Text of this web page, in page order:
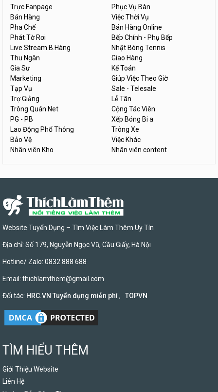
Trực Fanpage
Phục Vụ Bàn
Bán Hàng
Việc Thời Vụ
Pha Chế
Bán Hàng Online
Phát Tờ Rơi
Bếp Chính - Phụ Bếp
Live Stream B.Hàng
Nhặt Bóng Tennis
Thu Ngân
Giao Hàng
Gia Sư
Kế Toán
Marketing
Giúp Việc Theo Giờ
Tạp Vụ
Sale - Telesale
Trợ Giảng
Lễ Tân
Trông Quán Net
Cộng Tác Viên
PG - PB
Xếp Bóng Bi a
Lao Động Phổ Thông
Trông Xe
Bảo Vệ
Việc Khác
Nhân viên Kho
Nhân viên content
Website Tuyển Dụng – Tìm Việc Làm Thêm Uy Tín
Địa chỉ: Số 179, Nguyễn Ngọc Vũ, Cầu Giấy, Hà Nội
Hotline/ Zalo: 0832 888 688
Email: thichlamthem@gmail.com
Đối tác: HRC.VN Tuyển dụng miễn phí, TOPVN
TÌM HIỂU THÊM
Giới Thiệu Website
Liên Hệ